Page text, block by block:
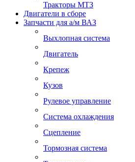
Тракторы МТЗ
Двигатели в сборе
Запчасти для а/м ВАЗ
Выхлопная система
Двигатель
Крепеж
Кузов
Рулевое управление
Система охлаждения
Сцепление
Тормозная система